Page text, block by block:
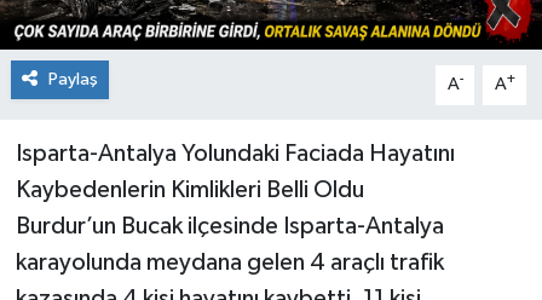
Paylaş A- A+
Isparta-Antalya Yolundaki Faciada Hayatını
Kaybedenlerin Kimlikleri Belli Oldu
Burdur’un Bucak ilçesinde Isparta-Antalya
karayolunda meydana gelen 4 araçlı trafik